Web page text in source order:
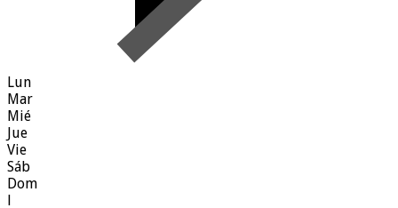
Lun
Mar
Mié
Jue
Vie
Sáb
Dom